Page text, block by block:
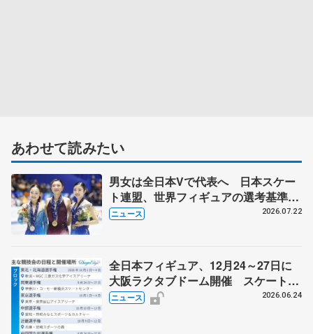
あわせて読みたい
男女は全日本Vで代表へ 日本スケー
ト連盟、世界フィギュアの選考基準を
承認
ニュース 2026.07.22
全日本フィギュア、12月24～27日に
大阪ラクタブドーム開催 スケート連
盟の新シーズン日程
ニュース 2026.06.24